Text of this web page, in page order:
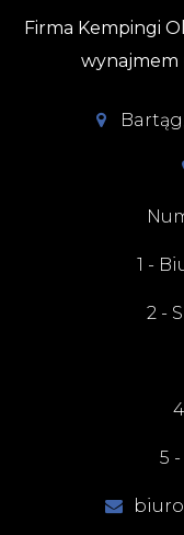
Firma Kempingi
wynajmem
1 -
2 -
5